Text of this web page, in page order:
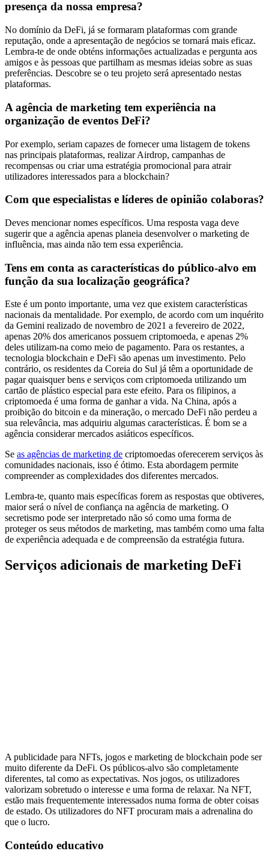
presença da nossa empresa?
No domínio da DeFi, já se formaram plataformas com grande
reputação, onde a apresentação de negócios se tornará mais eficaz.
Lembra-te de onde obténs informações actualizadas e pergunta aos
amigos e às pessoas que partilham as mesmas ideias sobre as suas
preferências. Descobre se o teu projeto será apresentado nestas
plataformas.
A agência de marketing tem experiência na
organização de eventos DeFi?
Por exemplo, seriam capazes de fornecer uma listagem de tokens
nas principais plataformas, realizar Airdrop, campanhas de
recompensas ou criar uma estratégia promocional para atrair
utilizadores interessados para a blockchain?
Com que especialistas e líderes de opinião colaboras?
Deves mencionar nomes específicos. Uma resposta vaga deve
sugerir que a agência apenas planeia desenvolver o marketing de
influência, mas ainda não tem essa experiência.
Tens em conta as características do público-alvo em
função da sua localização geográfica?
Este é um ponto importante, uma vez que existem características
nacionais da mentalidade. Por exemplo, de acordo com um inquérito
da Gemini realizado de novembro de 2021 a fevereiro de 2022,
apenas 20% dos americanos possuem criptomoeda, e apenas 2%
deles utilizam-na como meio de pagamento. Para os restantes, a
tecnologia blockchain e DeFi são apenas um investimento. Pelo
contrário, os residentes da Coreia do Sul já têm a oportunidade de
pagar quaisquer bens e serviços com criptomoeda utilizando um
cartão de plástico especial para este efeito. Para os filipinos, a
criptomoeda é uma forma de ganhar a vida. Na China, após a
proibição do bitcoin e da mineração, o mercado DeFi não perdeu a
sua relevância, mas adquiriu algumas características. É bom se a
agência considerar mercados asiáticos específicos.
Se as agências de marketing de criptomoedas oferecerem serviços às
comunidades nacionais, isso é ótimo. Esta abordagem permite
compreender as complexidades dos diferentes mercados.
Lembra-te, quanto mais específicas forem as respostas que obtiveres,
maior será o nível de confiança na agência de marketing. O
secretismo pode ser interpretado não só como uma forma de
proteger os seus métodos de marketing, mas também como uma falta
de experiência adequada e de compreensão da estratégia futura.
Serviços adicionais de marketing DeFi
A publicidade para NFTs, jogos e marketing de blockchain pode ser
muito diferente da DeFi. Os públicos-alvo são completamente
diferentes, tal como as expectativas. Nos jogos, os utilizadores
valorizam sobretudo o interesse e uma forma de relaxar. Na NFT,
estão mais frequentemente interessados numa forma de obter coisas
de estado. Os utilizadores do NFT procuram mais a adrenalina do
que o lucro.
Conteúdo educativo